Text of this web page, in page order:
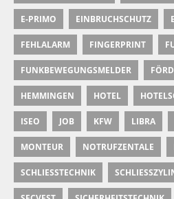
E-PRIMO EINBRUCHSCHUTZ
FEHLALARM FINGERPRINT
FUNKBEWEGUNGSMELDER
HEMMINGEN HOTEL
ISEO JOB KFW LIBRA
MONTEUR NOTRUFZENTALE
SCHLIESSTECHNIK